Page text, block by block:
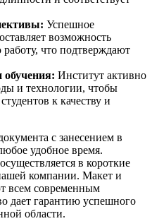
Успешное
возможность
что подтверждают
обучения: Институт активно
и технологии, чтобы
к качеству и
с занесением в
удобное время.
в короткие
компании. Макет и
всем современным
дает гарантию успешного
области.